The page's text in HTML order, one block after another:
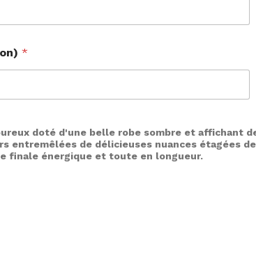
*
doté d'une belle robe sombre et affichant
de délicieuses nuances étagées
finale énergique et toute en longueur.